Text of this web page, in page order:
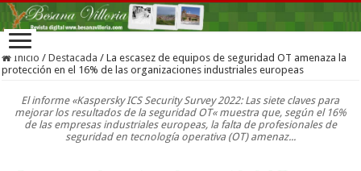
Inicio / Destacada / La escasez de equipos de seguridad OT amenaza la
protección en el 16% de las organizaciones industriales europeas
El informe «Kaspersky ICS Security Survey 2022: Las siete claves para
mejorar los resultados de la seguridad OT« muestra que, según el 16%
de las empresas industriales europeas, la falta de profesionales de
seguridad en tecnología operativa (OT) amenaz...